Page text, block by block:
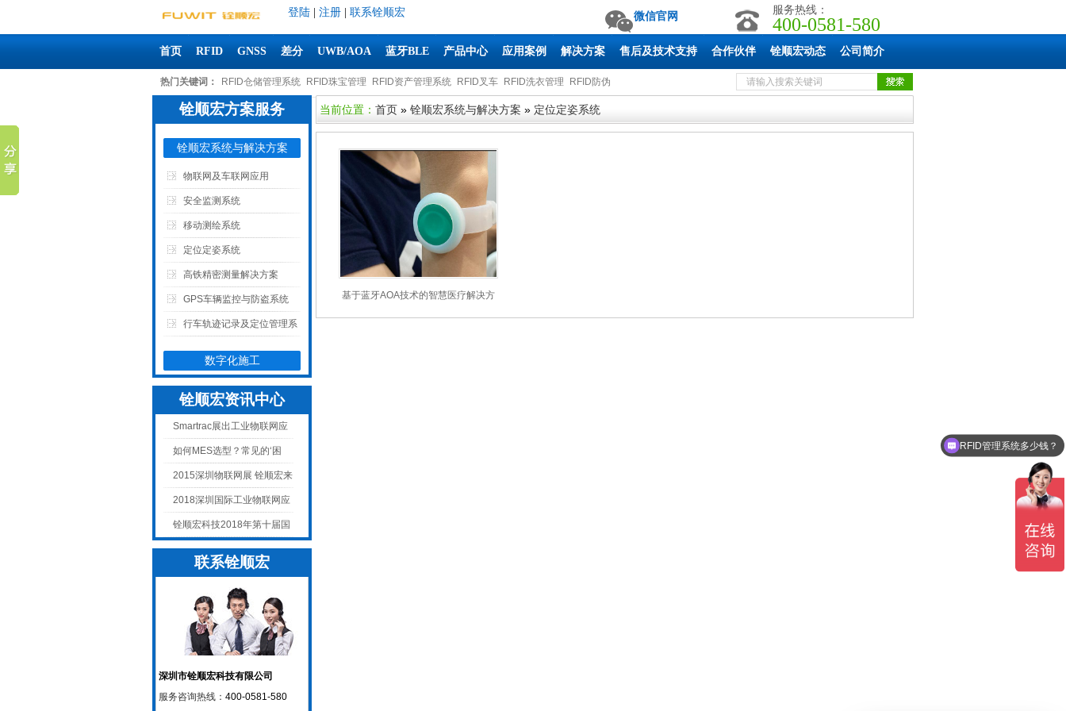
登陆 注册 联系铨顺宏 微信官网 服务热线：
400-0581-580
首页 RFID GNSS 差分 UWB/AOA 蓝牙BLE 产品中心 应用案例 解决方案 售后及技术支持 合作伙伴 铨顺宏动态 公司简介
热门关键词： RFID仓储管理系统 RFID珠宝管理 RFID资产管理系统 RFID叉车 RFID洗衣管理 RFID防伪
铨顺宏方案服务
铨顺宏系统与解决方案
物联网及车联网应用
安全监测系统
移动测绘系统
定位定姿系统
高铁精密测量解决方案
GPS车辆监控与防盗系统
行车轨迹记录及定位管理系
统
数字化施工
铨顺宏资讯中心
Smartrac展出工业物联网应
用
如何MES选型？常见的‘困
惑’点你知多少？
2015深圳物联网展 铨顺宏来
袭
2018深圳国际工业物联网应
用研讨会之“物联网技术在汽
车制造领域的应用”
铨顺宏科技2018年第十届国
际物联网博览会夏季展精彩
联系铨顺宏
深圳市铨顺宏科技有限公司
服务咨询热线： 400-0581-580
当前位置： 首页 » 铨顺宏系统与解决方案 » 定位定姿系统
基于蓝牙AOA技术的智慧医疗解决方
RFID管理系统多少钱？